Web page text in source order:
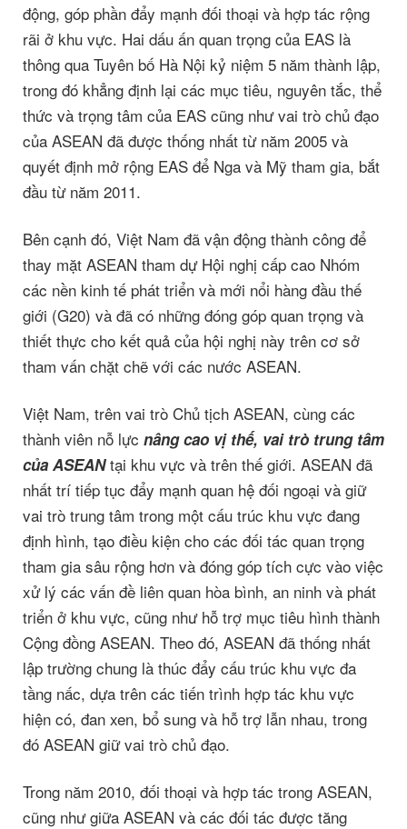
động, góp phần đẩy mạnh đối thoại và hợp tác rộng
rãi ở khu vực. Hai dấu ấn quan trọng của EAS là
thông qua Tuyên bố Hà Nội kỷ niệm 5 năm thành lập,
trong đó khẳng định lại các mục tiêu, nguyên tắc, thể
thức và trọng tâm của EAS cũng như vai trò chủ đạo
của ASEAN đã được thống nhất từ năm 2005 và
quyết định mở rộng EAS để Nga và Mỹ tham gia, bắt
đầu từ năm 2011.
Bên cạnh đó, Việt Nam đã vận động thành công để
thay mặt ASEAN tham dự Hội nghị cấp cao Nhóm
các nền kinh tế phát triển và mới nổi hàng đầu thế
giới (G20) và đã có những đóng góp quan trọng và
thiết thực cho kết quả của hội nghị này trên cơ sở
tham vấn chặt chẽ với các nước ASEAN.
Việt Nam, trên vai trò Chủ tịch ASEAN, cùng các
thành viên nỗ lực nâng cao vị thế, vai trò trung tâm
của ASEANtại khu vực và trên thế giới. ASEAN đã
nhất trí tiếp tục đẩy mạnh quan hệ đối ngoại và giữ
vai trò trung tâm trong một cấu trúc khu vực đang
định hình, tạo điều kiện cho các đối tác quan trọng
tham gia sâu rộng hơn và đóng góp tích cực vào việc
xử lý các vấn đề liên quan hòa bình, an ninh và phát
triển ở khu vực, cũng như hỗ trợ mục tiêu hình thành
Cộng đồng ASEAN. Theo đó, ASEAN đã thống nhất
lập trường chung là thúc đẩy cấu trúc khu vực đa
tầng nấc, dựa trên các tiến trình hợp tác khu vực
hiện có, đan xen, bổ sung và hỗ trợ lẫn nhau, trong
đó ASEAN giữ vai trò chủ đạo.
Trong năm 2010, đối thoại và hợp tác trong ASEAN,
cũng như giữa ASEAN và các đối tác được tăng